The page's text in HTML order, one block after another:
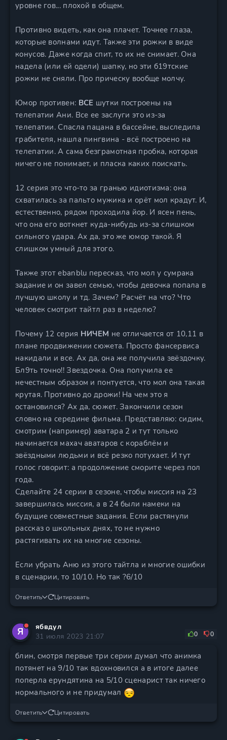
уровне гов... плохой в общем.
Противно видеть, как она плачет. Точнее глаза,
которые волнами идут. Также эти рожки в виде
конусов. Даже когда спит, то их не снимает. Она
надела (или ей одели) шапку, но эти б19тские
рожки не сняли. Про прическу вообще молчу.
Юмор противен: ВСЕ шутки построены на
телепатии Ани. Все ее заслуги это из-за
телепатии. Спасла пацана в бассейне, выследила
грабителя, нашла пингвина - всё построено на
телепатии. А сама безграмотная пробка, которая
ничего не понимает, и пласка каких поискать.
12 серия это что-то за гранью идиотизма: она
схватилась за пальто мужика и орёт мол крадут. И,
естественно, рядом проходила йор. И ясен пень,
что она его воткнет куда-нибудь из-за слишком
сильного удара. Ах да, это же юмор такой. Я
слишком умный для этого.
Также этот еbanblu пересказ, что мол у сумрака
задание и он завел семью, чтобы девочка попала в
лучшую школу и тд. Зачем? Расчёт на что? Что
человек смотрит тайтл раз в неделю?
Почему 12 серия НИЧЕМ не отличается от 10,11 в
плане продвижении сюжета. Просто фансервиса
накидали и все. Ах да, она же получила звёздочку.
Бл9ть точно!! Звездочка. Она получила ее
нечестным образом и понтуется, что мол она такая
крутая. Противно до дрожи! На чем это я
остановился? Ах да, сюжет. Закончили сезон
словно на середине фильма. Представляю: сидим,
смотрим (например) аватара 2 и тут только
начинается махач аватаров с кораблём и
звёздными людьми и всё резко потухает. И тут
голос говорит: а продолжение сморите через пол
года.
Сделайте 24 серии в сезоне, чтобы миссия на 23
завершилась миссия, а в 24 были намеки на
будущие совместные задания. Если растянули
рассказ о школьных днях, то не нужно
растягивать их на многие сезоны.
Если убрать Аню из этого тайтла и многие ошибки
в сценарии, то 10/10. Но так ?6/10
Ответить Цитировать
Я
ябвдул
31 июля 2023 21:07
0 0
блин, смотря первые три серии думал что анимка
потянет на 9/10 так вдохновился а в итоге далее
поперла ерундятина на 5/10 сценарист так ничего
нормального и не придумал
Ответить Цитировать